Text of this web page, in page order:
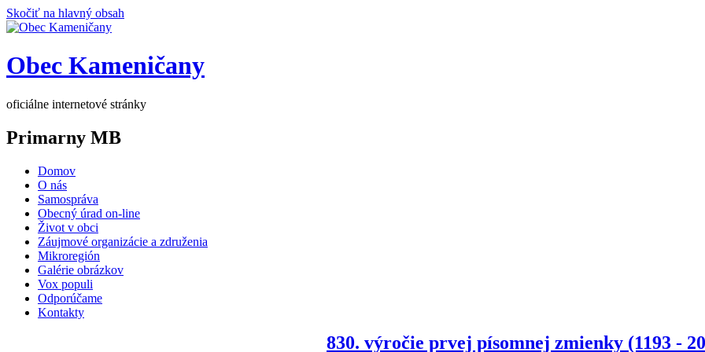
Skočiť na hlavný obsah
Obec Kameničany
oficiálne internetové stránky
Primarny MB
Domov
O nás
Samospráva
Obecný úrad on-line
Život v obci
Záujmové organizácie a združenia
Mikroregión
Galérie obrázkov
Vox populi
Odporúčame
Kontakty
830. výročie prvej písomnej zmienky (1193 -